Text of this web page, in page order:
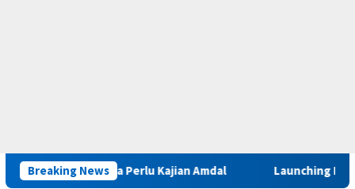
Breaking News
Sinabar Iha Perlu Kajian Amdal Launching Muktamar